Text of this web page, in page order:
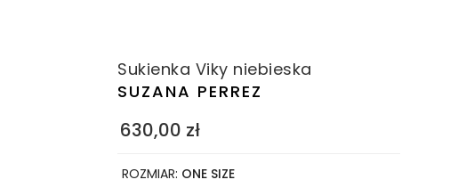
Sukienka Viky niebieska
SUZANA PERREZ
630,00 zł
ROZMIAR: ONE SIZE